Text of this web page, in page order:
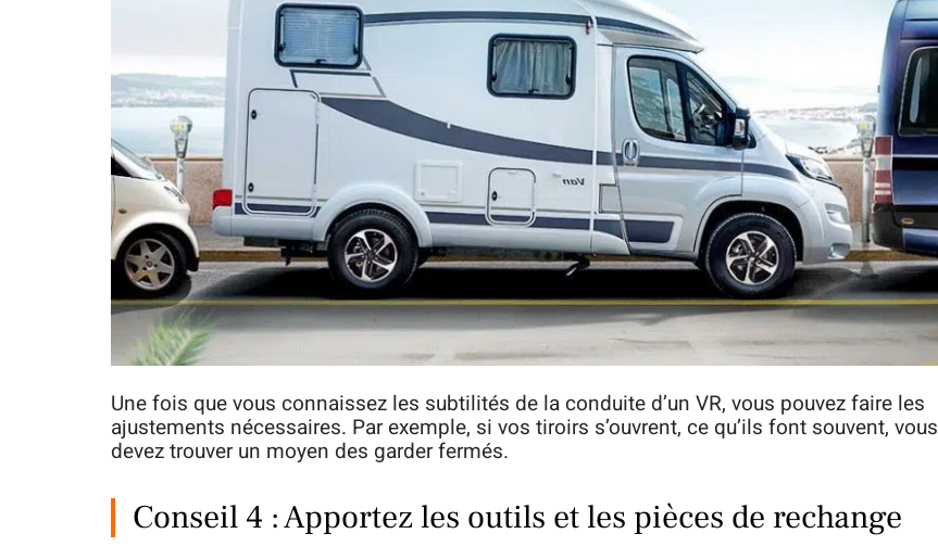
Une fois que vous connaissez les subtilités de la conduite d’un VR, vous pouvez faire les
ajustements nécessaires. Par exemple, si vos tiroirs s’ouvrent, ce qu’ils font souvent, vous
devez trouver un moyen des garder fermés.
Conseil 4 : Apportez les outils et les pièces de rechange